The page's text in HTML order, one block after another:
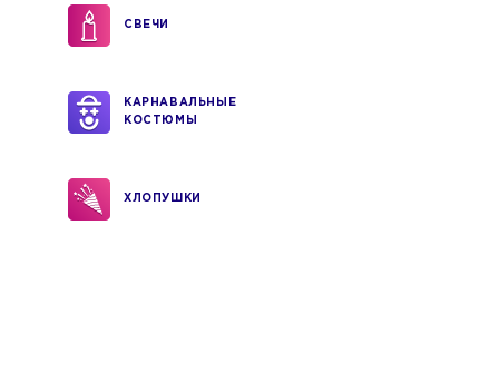
СВЕЧИ
КАРНАВАЛЬНЫЕ
КОСТЮМЫ
ХЛОПУШКИ